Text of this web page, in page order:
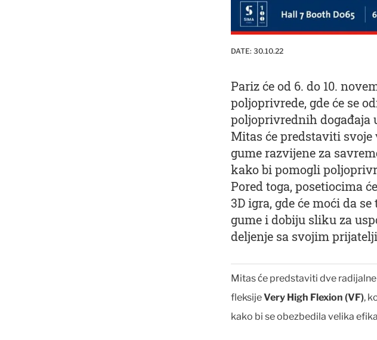
DATE: 30.10.22
Pariz će od 6. do 10.
poljoprivrede, gde će se
poljoprivrednih događaja
Mitas će predstaviti
gume razvijene za
kako bi pomogli
Pored toga, posetiocima
3D igra, gde će moći da
gume i dobiju sliku za
deljenje sa svojim
Mitas će predstaviti dve
fleksijeVery High Flexion (VF),
kako bi se obezbedila velika